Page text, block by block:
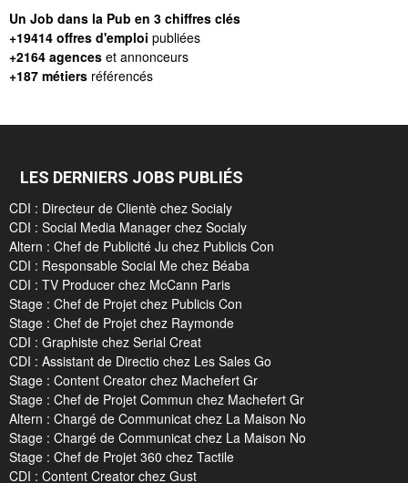
Un Job dans la Pub en 3 chiffres clés
+19414 offres d'emploi publiées
+2164 agences et annonceurs
+187 métiers référencés
LES DERNIERS JOBS PUBLIÉS
CDI : Directeur de Clientè chez Socialy
CDI : Social Media Manager chez Socialy
Altern : Chef de Publicité Ju chez Publicis Con
CDI : Responsable Social Me chez Béaba
CDI : TV Producer chez McCann Paris
Stage : Chef de Projet chez Publicis Con
Stage : Chef de Projet chez Raymonde
CDI : Graphiste chez Serial Creat
CDI : Assistant de Directio chez Les Sales Go
Stage : Content Creator chez Machefert Gr
Stage : Chef de Projet Commun chez Machefert Gr
Altern : Chargé de Communicat chez La Maison No
Stage : Chargé de Communicat chez La Maison No
Stage : Chef de Projet 360 chez Tactile
CDI : Content Creator chez Gust